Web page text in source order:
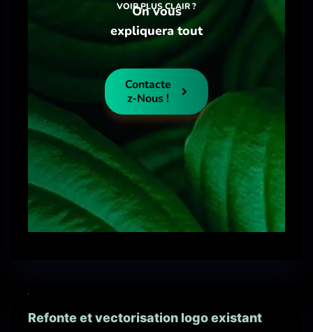
VOIR PLUS CLAIR ?
On vous
expliquera tout
Contacte
Z-Nous !
Refonte et vectorisation logo existant